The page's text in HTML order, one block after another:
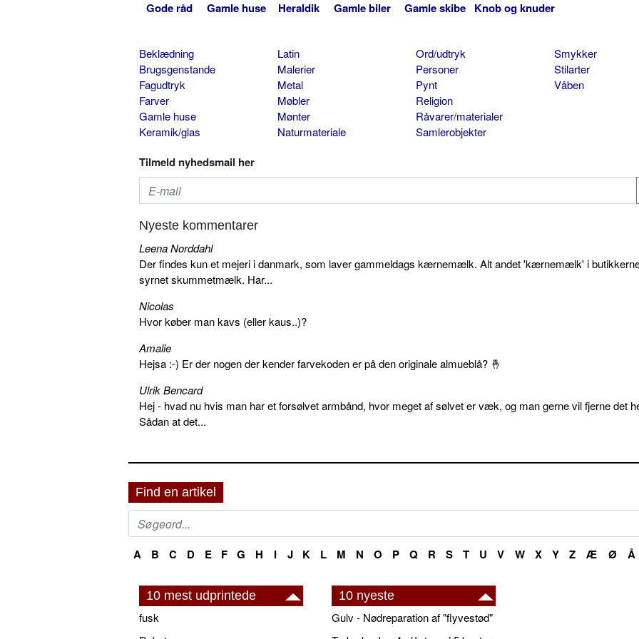
Gode råd Gamle huse Heraldik Gamle biler Gamle skibe Knob og knuder
Beklædning
Brugsgenstande
Fagudtryk
Farver
Gamle huse
Keramik/glas
Latin
Malerier
Metal
Møbler
Mønter
Naturmateriale
Ord/udtryk
Personer
Pynt
Religion
Råvarer/materialer
Samlerobjekter
Smykker
Stilarter
Våben
Tilmeld nyhedsmail her
Nyeste kommentarer
Leena Norddahl
Der findes kun et mejeri i danmark, som laver gammeldags kærnemælk. Alt andet 'kærnemælk' i
syrnet skummetmælk. Har...
Nicolas
Hvor køber man kavs (eller kaus..)?
Amalie
Hejsa :-) Er der nogen der kender farvekoden er på den originale almueblå? 🤞
Ulrik Bencard
Hej - hvad nu hvis man har et forsølvet armbånd, hvor meget af sølvet er væk, og man gerne vil fjerne det
Sådan at det...
Find en artikel
A B C D E F G H I J K L M N O P Q R S T U V W X Y Z Æ Ø Å
10 mest udprintede
fusk
10 nyeste
Gulv - Nødreparation af "flyvestød"